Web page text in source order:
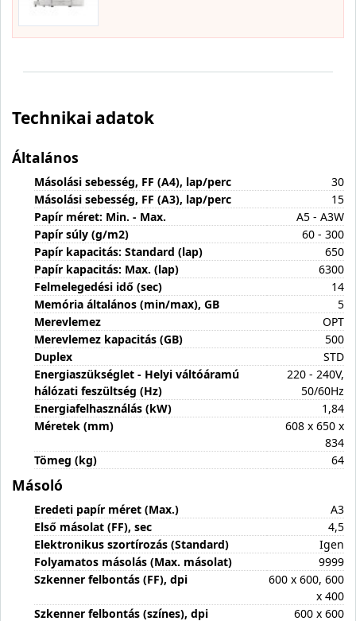
Technikai adatok
Általános
Másolási sebesség, FF (A4), lap/perc
30
Másolási sebesség, FF (A3), lap/perc
15
Papír méret: Min. - Max.
A5 - A3W
Papír súly (g/m2)
60 - 300
Papír kapacitás: Standard (lap)
650
Papír kapacitás: Max. (lap)
6300
Felmelegedési idő (sec)
14
Memória általános (min/max), GB
5
Merevlemez
OPT
Merevlemez kapacitás (GB)
500
Duplex
STD
Energiaszükséglet - Helyi váltóáramú
hálózati feszültség (Hz)
220 - 240V,
50/60Hz
Energiafelhasználás (kW)
1,84
Méretek (mm)
608 x 650 x
834
Tömeg (kg)
64
Másoló
Eredeti papír méret (Max.)
A3
Első másolat (FF), sec
4,5
Elektronikus szortírozás (Standard)
Igen
Folyamatos másolás (Max. másolat)
9999
Szkenner felbontás (FF), dpi
600 x 600, 600
x 400
Szkenner felbontás (színes), dpi
600 x 600